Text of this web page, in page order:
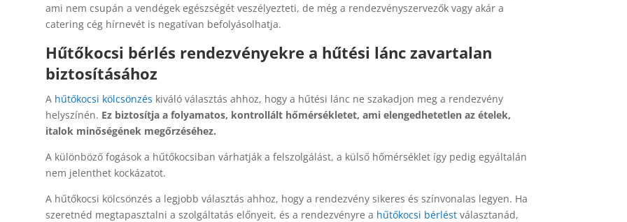
ami nem csupán a vendégek egészségét veszélyezteti, de még a rendezvényszervezők vagy akár a
catering cég hírnevét is negatívan befolyásolhatja.
Hűtőkocsi bérlés rendezvényekre a hűtési lánc zavartalan
biztosításához
A hűtőkocsi kölcsönzés kiváló választás ahhoz, hogy a hűtési lánc ne szakadjon meg a rendezvény
helyszínén. Ez biztosítja a folyamatos, kontrollált hőmérsékletet, ami elengedhetetlen az ételek,
italok minőségének megőrzéséhez.
A különböző fogások a hűtőkocsiban várhatják a felszolgálást, a külső hőmérséklet így pedig egyáltalán
nem jelenthet kockázatot.
A hűtőkocsi kölcsönzés a legjobb választás ahhoz, hogy a rendezvény sikeres és színvonalas legyen. Ha
szeretnéd megtapasztalni a szolgáltatás előnyeit, és a rendezvényre a hűtőkocsi bérléstválasztanád,